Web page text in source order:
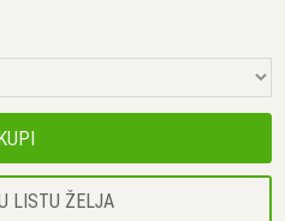
LISTU ŽELJA